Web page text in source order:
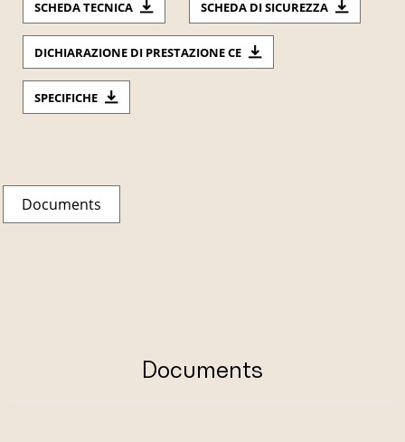
SCHEDA TECNICA SCHEDA DI SICUREZZA
DICHIARAZIONE DI PRESTAZIONE CE
SPECIFICHE
Documents
Documents